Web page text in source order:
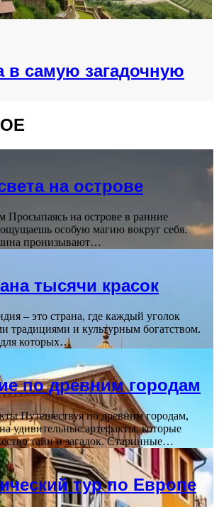
в самую загадочную
на острове
Просыпаясь на острове в ранние
особую магию вокруг себя.
пронизывают…
тысячи красок
– это страна, где каждый уголок
традициями и культурным богатством.
которых…
по древним городам
Путешествуя по древним городам,
удивительные артефакты, которые
тайн и загадок. Старинные…
тур по Европе